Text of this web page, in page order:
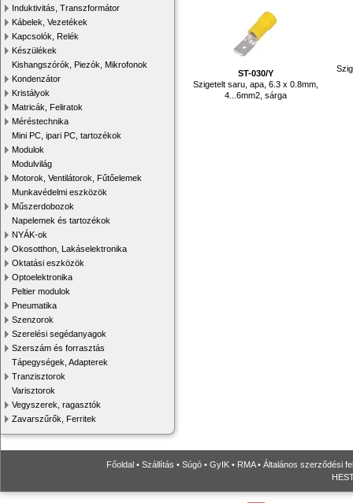
Induktivitás, Transzformátor
Kábelek, Vezetékek
Kapcsolók, Relék
Készülékek
Kishangszórók, Piezók, Mikrofonok
Kondenzátor
Kristályok
Matricák, Feliratok
Méréstechnika
Mini PC, ipari PC, tartozékok
Modulok
Modulvilág
Motorok, Ventilátorok, Fűtőelemek
Munkavédelmi eszközök
Műszerdobozok
Napelemek és tartozékok
NYÁK-ok
Okosotthon, Lakáselektronika
Oktatási eszközök
Optoelektronika
Peltier modulok
Pneumatika
Szenzorok
Szerelési segédanyagok
Szerszám és forrasztás
Tápegységek, Adapterek
Tranzisztorok
Varisztorok
Vegyszerek, ragasztók
Zavarszűrők, Ferritek
ST-030/Y
Szigetelt saru, apa, 6.3 x 0.8mm,
4...6mm2, sárga
Főoldal • Szállítás • Súgó • GyIK • RMA• Általános szerződési